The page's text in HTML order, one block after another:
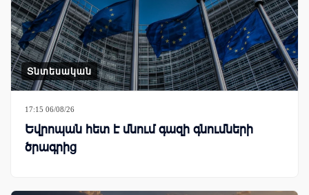
Տնտեսական
17:15 06/08/26
Եվրոպան հետ է մնում գազի գնումների
ծրագրից